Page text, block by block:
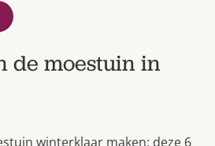
de moestuin in
winterklaar maken: deze 6